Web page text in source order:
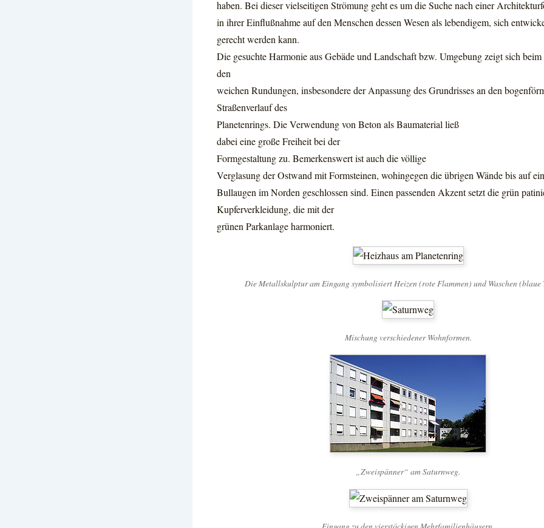
haben. Bei dieser vielseitigen Strömung geht es um die Suche nach einer
in ihrer Einflußnahme auf den Menschen dessen Wesen als lebendigem, sich
gerecht werden kann.
Die gesuchte Harmonie aus Gebäde und Landschaft bzw. Umgebung zeigt sich
den
weichen Rundungen, insbesondere der Anpassung des Grundrisses an den
Straßenverlauf des
Planetenrings. Die Verwendung von Beton als Baumaterial ließ
dabei eine große Freiheit bei der
Formgestaltung zu. Bemerkenswert ist auch die völlige
Verglasung der Ostwand mit Formsteinen, wohingegen die übrigen Wände bis auf
Bullaugen im Norden geschlossen sind. Einen passenden Akzent setzt die grün
Kupferverkleidung, die mit der
grünen Parkanlage harmoniert.
Die Metallskulptur am Eingang symbolisiert Heizen (rote Flammen) und Waschen (blaue
Mischung verschiedener Wohnformen.
„Zweispänner“ am Saturnweg.